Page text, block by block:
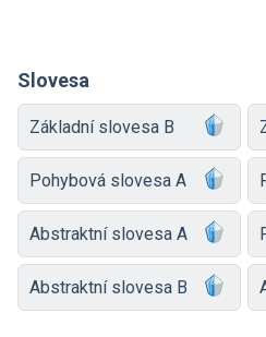
Slovesa
Základní slovesa B
Pohybová slovesa A
Abstraktní slovesa A
Abstraktní slovesa B